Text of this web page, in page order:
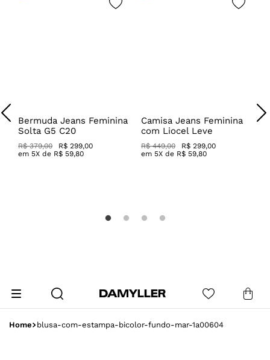
Bermuda Jeans Feminina
Solta G5 C20
R$ 379,00
R$ 299,00
em 5X de R$ 59,80
Camisa Jeans Feminina
com Liocel Leve
R$ 449,00
R$ 299,00
em 5X de R$ 59,80
blusa-com-estampa-bicolor-fundo-mar-1a00604